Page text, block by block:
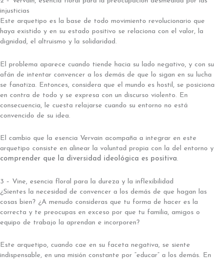
injusticias
Este arquetipo es la base de todo movimiento revolucionario que
haya existido y en su estado positivo se relaciona con el valor, la
dignidad, el altruismo y la solidaridad.
El problema aparece cuando tiende hacia su lado negativo, y con su
afán de intentar convencer a los demás de que lo sigan en su lucha
se fanatiza. Entonces, considera que el mundo es hostil, se posiciona
en contra de todo y se expresa con un discurso violento. En
consecuencia, le cuesta relajarse cuando su entorno no está
convencido de su idea.
El cambio que la esencia Vervain acompaña a integrar en este
arquetipo consiste en alinear la voluntad propia con la del entorno y
comprender que la diversidad ideológica es positiva.
3 – Vine, esencia floral para la dureza y la inflexibilidad
¿Sientes la necesidad de convencer a los demás de que hagan las
cosas bien? ¿A menudo consideras que tu forma de hacer es la
correcta y te preocupas en exceso por que tu familia, amigos o
equipo de trabajo la aprendan e incorporen?
Este arquetipo, cuando cae en su faceta negativa, se siente
indispensable, en una misión constante por “educar” a los demás. En